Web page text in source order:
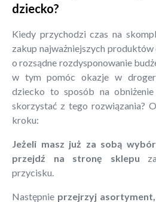
dziecko?
Kiedy przychodzi czas na
zakup najważniejszych
o rozsądne rozdysponowanie
w tym pomóc okazje w
dziecko to sposób na
skorzystać z tego rozwiązania?
kroku:
Jeżeli masz już za sobą
przejdź na stronę sklepu
przycisku.
Następnie przejrzyj